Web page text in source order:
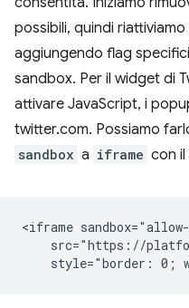
possibili, quindi
aggiungendo flag
sandbox. Per il widget di
attivare JavaScript, i
twitter.com. Possiamo
sandbox a iframe con il
<iframe
src="https://